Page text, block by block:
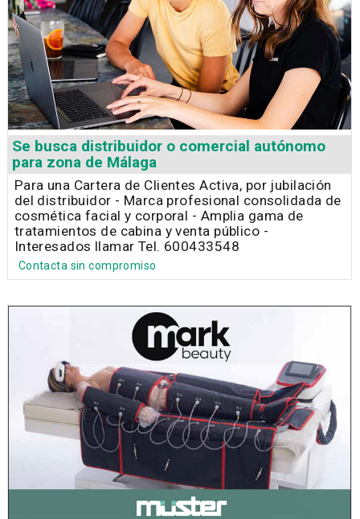
Se busca distribuidor o comercial autónomo
para zona de Málaga
Para una Cartera de Clientes Activa, por jubilación
del distribuidor - Marca profesional consolidada de
cosmética facial y corporal - Amplia gama de
tratamientos de cabina y venta público -
Interesados llamar Tel. 600433548
Contacta sin compromiso